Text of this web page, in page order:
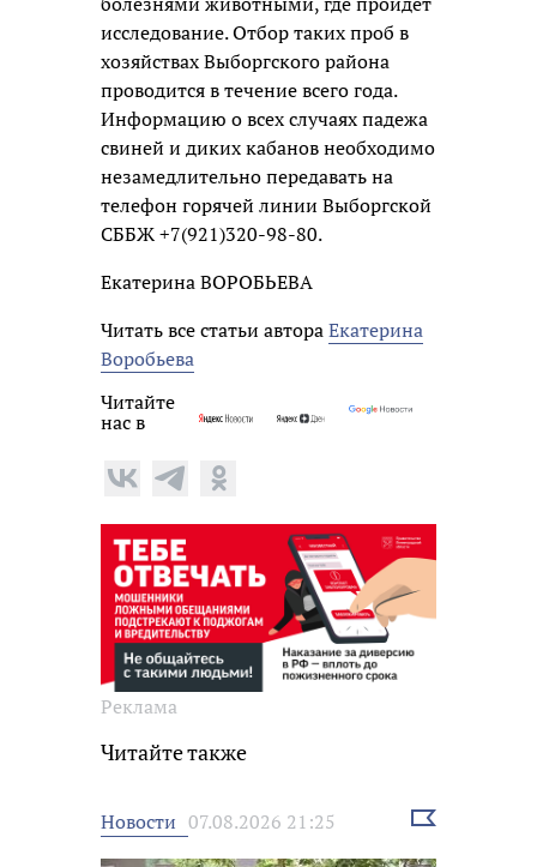
исследование. Отбор таких проб в
хозяйствах Выборгского района
проводится в течение всего года.
Информацию о всех случаях падежа
свиней и диких кабанов необходимо
незамедлительно передавать на
телефон горячей линии Выборгской
СББЖ +7(921)320-98-80.
Екатерина ВОРОБЬЕВА
Читать все статьи автораЕкатерина
Воробьева
Читайте
нас в
Реклама
Читайте также
Новости 07.08.2026 21:25
Выбрать